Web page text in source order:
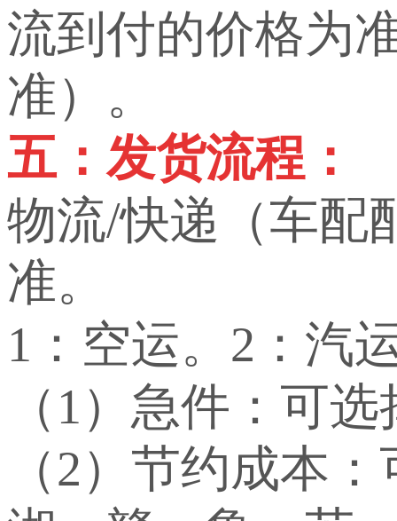
流到付的价格为
准）。
五：发货流程：
物流/快递（车配
准。
1：空运。2：汽
（1）急件：可
（2）节约成本